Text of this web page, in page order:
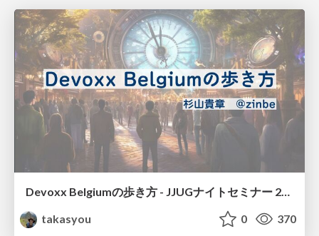
Devoxx Belgiumの歩き方 - JJUGナイトセミナー 2023.11.22
takasyou
0 370